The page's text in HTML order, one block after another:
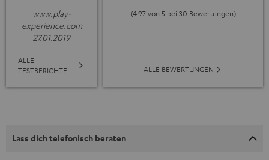
www.play-
experience.com
27.01.2019
ALLE
TESTBERICHTE
(4.97 von 5 bei 30 Bewertungen)
ALLE BEWERTUNGEN
Lass dich telefonisch beraten